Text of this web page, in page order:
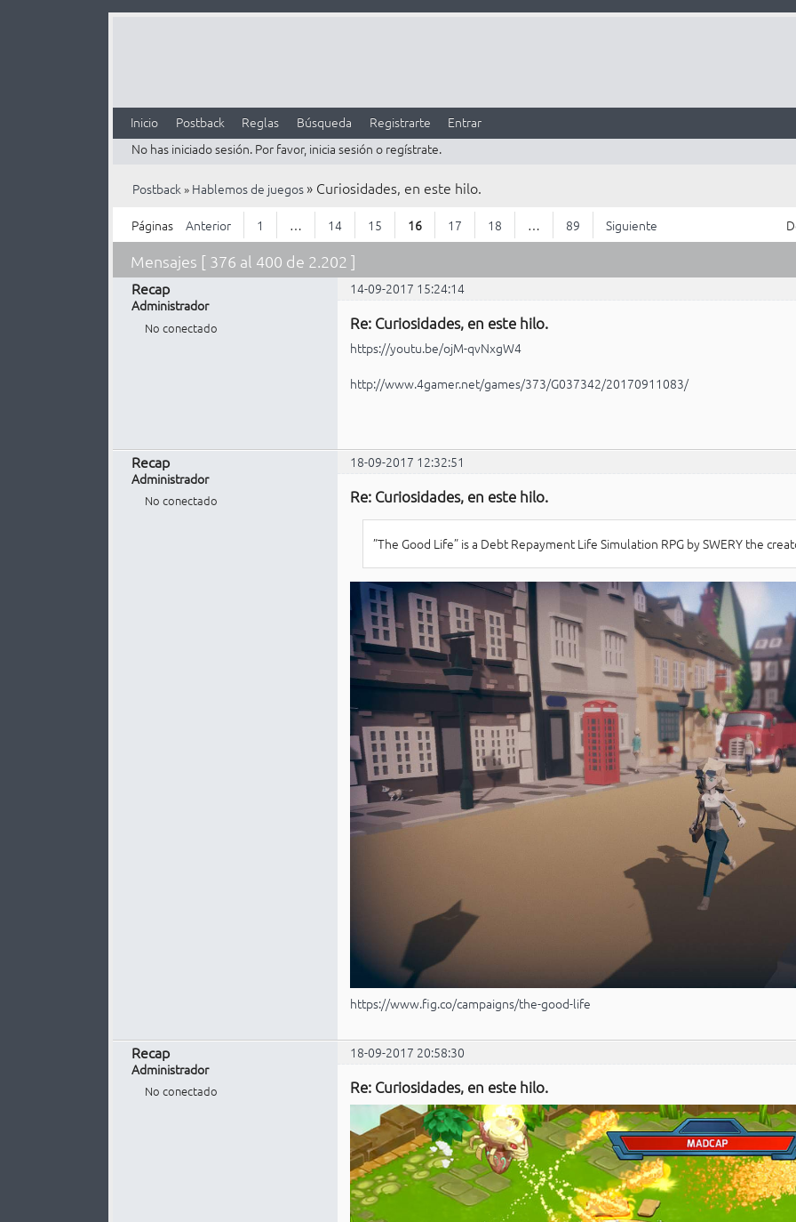
Inicio Postback Reglas Búsqueda Registrarte
Entrar
No has iniciado sesión. Por favor, inicia sesión o regístrate.
Postback» Hablemos de juegos » Curiosidades, en este hilo.
Páginas Anterior 1 … 14 15 16 17 18 … 89 Siguiente
Mensajes [ 376 al 400 de 2.202 ]
Recap
14-09-2017 15:24:14
Administrador
No conectado Re: Curiosidades, en este hilo.
https://youtu.be/ojM-qvNxgW4
http://www.4gamer.net/games/373/G037342/20170911083/
Recap
18-09-2017 12:32:51
Administrador
No conectado Re: Curiosidades, en este hilo.
”The Good Life” is a Debt Repayment Life Simulation RPG by SWERY the
https://www.fig.co/campaigns/the-good-life
Recap
18-09-2017 20:58:30
Administrador
No conectado Re: Curiosidades, en este hilo.